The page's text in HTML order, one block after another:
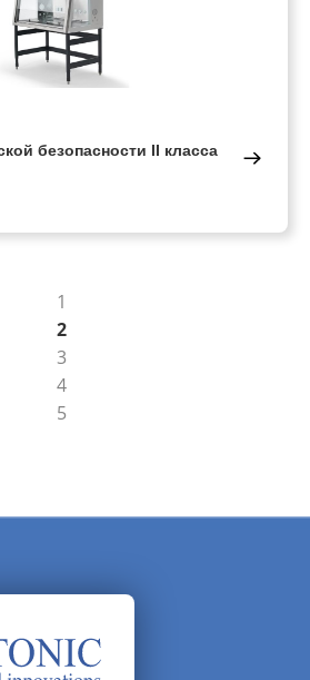
безопасности II класса
1
2
3
4
5